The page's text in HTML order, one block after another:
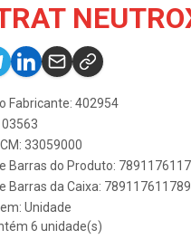
Fabricante: 402954
33059000
Barras do Produto:
Barras da Caixa:
Unidade
6 unidade(s)